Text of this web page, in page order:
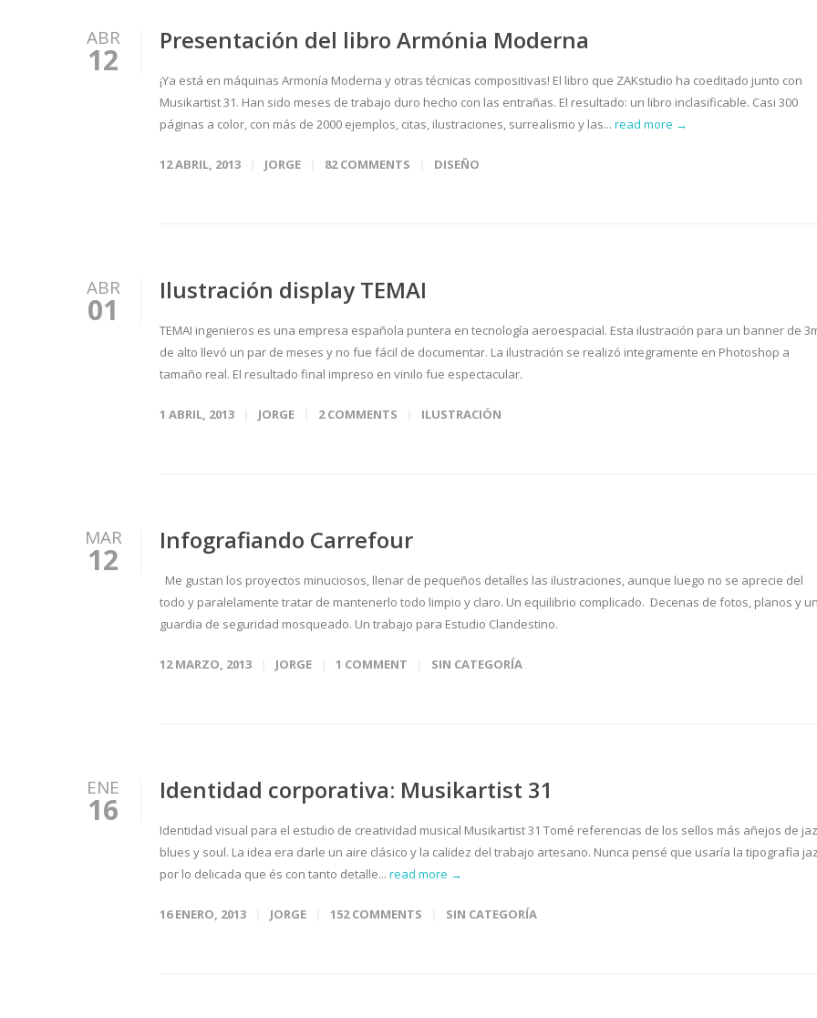
ABR
12
Presentación del libro Armónia Moderna
¡Ya está en máquinas Armonía Moderna y otras técnicas compositivas! El libro que ZAKstudio ha coeditado junto con
Musikartist 31. Han sido meses de trabajo duro hecho con las entrañas. El resultado: un libro inclasificable. Casi 300
páginas a color, con más de 2000 ejemplos, citas, ilustraciones, surrealismo y las... read more →
12 ABRIL, 2013 JORGE 82 COMMENTS DISEÑO
ABR
01
Ilustración display TEMAI
TEMAI ingenieros es una empresa española puntera en tecnología aeroespacial. Esta ilustración para un banner de
de alto llevó un par de meses y no fue fácil de documentar. La ilustración se realizó integramente en Photoshop a
tamaño real. El resultado final impreso en vinilo fue espectacular.
1 ABRIL, 2013 JORGE 2 COMMENTS ILUSTRACIÓN
MAR
12
Infografiando Carrefour
Me gustan los proyectos minuciosos, llenar de pequeños detalles las ilustraciones, aunque luego no se aprecie del
todo y paralelamente tratar de mantenerlo todo limpio y claro. Un equilibrio complicado. Decenas de fotos, planos y
guardia de seguridad mosqueado. Un trabajo para Estudio Clandestino.
12 MARZO, 2013 JORGE 1 COMMENT SIN CATEGORÍA
ENE
16
Identidad corporativa: Musikartist 31
Identidad visual para el estudio de creatividad musical Musikartist 31 Tomé referencias de los sellos más añejos de
blues y soul. La idea era darle un aire clásico y la calidez del trabajo artesano. Nunca pensé que usaría la tipografía
por lo delicada que és con tanto detalle... read more →
16 ENERO, 2013 JORGE 152 COMMENTS SIN CATEGORÍA